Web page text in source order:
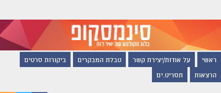
ראשי על אודות/יצירת קשר טבלת המבקרים ביקורות סרטים
הרצאות תסריט.ים